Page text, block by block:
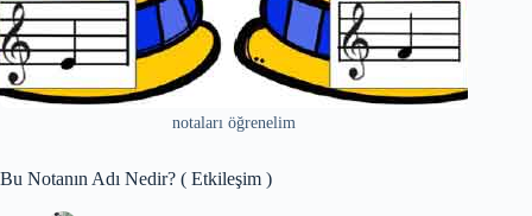
notaları öğrenelim
Bu Notanın Adı Nedir? ( Etkileşim )